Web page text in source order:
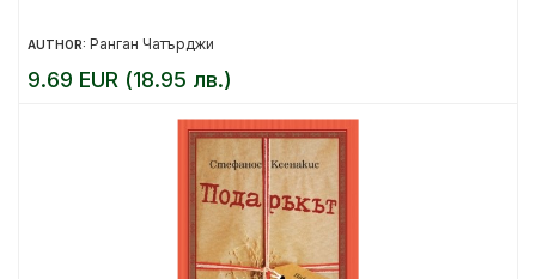
AUTHOR: Ранган Чатърджи
9.69 EUR (18.95 лв.)